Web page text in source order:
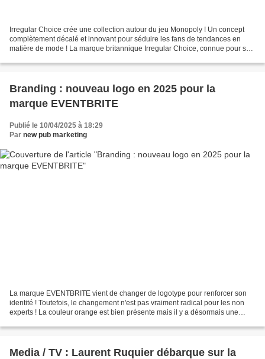
Irregular Choice crée une collection autour du jeu Monopoly ! Un concept
complètement décalé et innovant pour séduire les fans de tendances en
matière de mode ! La marque britannique Irregular Choice, connue pour son
Branding : nouveau logo en 2025 pour la
marque EVENTBRITE
Publié le 10/04/2025 à 18:29
Par new pub marketing
La marque EVENTBRITE vient de changer de logotype pour renforcer son
identité ! Toutefois, le changement n'est pas vraiment radical pour les non
experts ! La couleur orange est bien présente mais il y a désormais une
Media / TV : Laurent Ruquier débarque sur la